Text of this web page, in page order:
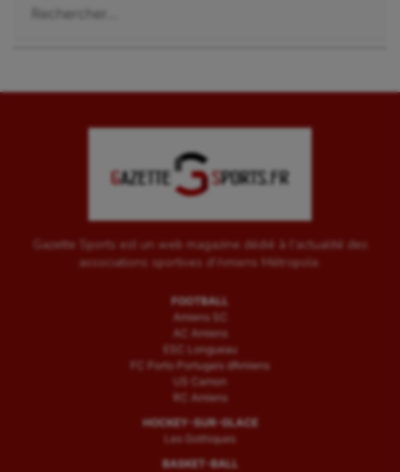
Gazette Sports est un web magazine dédié à l'actualité des
associations sportives d'Amiens Métropole.
FOOTBALL
Amiens SC
AC Amiens
ESC Longueau
FC Porto Portugais d’Amiens
US Camon
RC Amiens
HOCKEY-SUR-GLACE
Les Gothiques
BASKET-BALL